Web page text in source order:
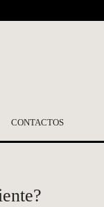
CONTACTOS